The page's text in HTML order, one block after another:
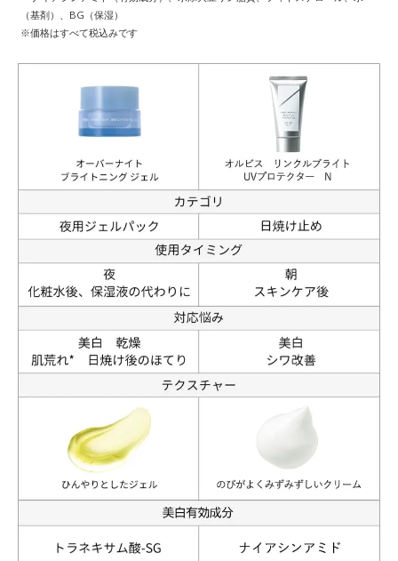
（基剤）、BG（保湿）
※価格はすべて税込みです